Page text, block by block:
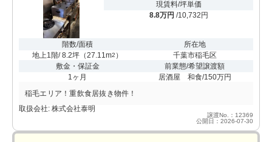
現賃料/坪単価
8.8万円 /10,732円
階数/面積
地上1階/ 8.2坪 （27.11m2 ）
所在地
千葉市稲毛区
敷金・保証金
1ヶ月
前業態/希望譲渡額
居酒屋 和食/150万円
稲毛エリア！重飲食居抜き物件！
取扱会社: 株式会社泰明
譲渡No.：12369
公開日：2026-07-30